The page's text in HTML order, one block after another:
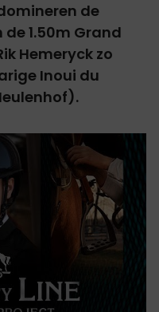
de
1.50m Grand
Hemeryck zo
Inoui du